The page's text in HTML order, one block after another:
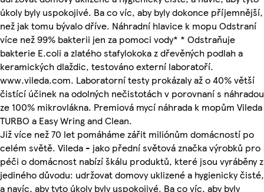
úkoly byly uspokojivé. Ba co víc, aby byly dokonce příjemnější,
než jak tomu bývalo dříve. Náhradní hlavice k mopu Odstraní
více než 99% bakterii jen za pomoci vody* * Odstraňuje
bakterie E.coli a zlatého stafylokoka z dřevěných podlah a
keramických dlaždic, testováno externí laboratoří.
www.vileda.com. Laboratorní testy prokázaly až o 40% větší
čistící účinek na odolných nečistotách v porovnaní s náhradou
ze 100% mikrovlákna. Premiová mycí náhrada k mopům Vileda
TURBO a Easy Wring and Clean.
Již více než 70 let pomáháme zářit miliónům domácností po
celém světě. Vileda - jako přední světová značka výrobků pro
péči o domácnost nabízí škálu produktů, které jsou vyráběny z
jediného důvodu: udržovat domovy uklizené a hygienicky čisté,
a navíc, aby tyto úkoly byly uspokojivé. Ba co víc, aby byly